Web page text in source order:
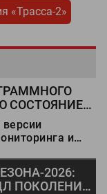
СОСТОЯНИЕМ
«ТИТУЛ-
и
ПРО» (версия
2026:
ПОКОЛЕНИЯ
«Трасса-2»